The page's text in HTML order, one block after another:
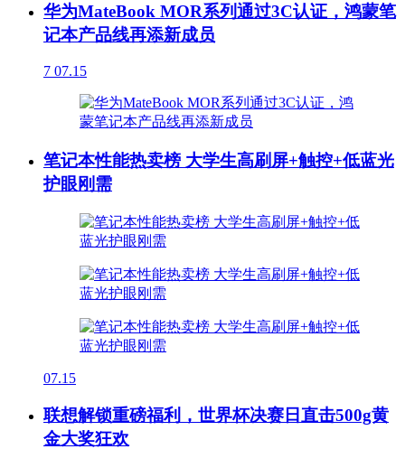
华为MateBook MOR系列通过3C认证，鸿蒙笔
记本产品线再添新成员
7 07.15
笔记本性能热卖榜 大学生高刷屏+触控+低蓝光
护眼刚需
07.15
联想解锁重磅福利，世界杯决赛日直击500g黄
金大奖狂欢